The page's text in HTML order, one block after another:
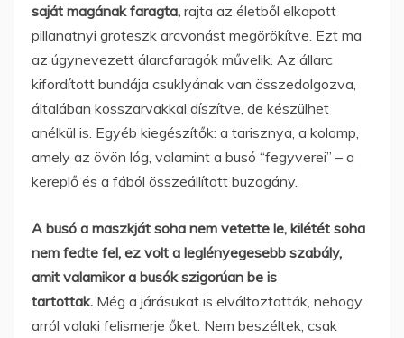
saját magának faragta, rajta az életből elkapott
pillanatnyi groteszk arcvonást megörökítve. Ezt ma
az úgynevezett álarcfaragók művelik. Az állarc
kifordított bundája csuklyának van összedolgozva,
általában kosszarvakkal díszítve, de készülhet
anélkül is. Egyéb kiegészítők: a tarisznya, a kolomp,
amely az övön lóg, valamint a busó “fegyverei” – a
kereplő és a fából összeállított buzogány.
A busó a maszkját soha nem vetette le, kilétét soha
nem fedte fel, ez volt a leglényegesebb szabály,
amit valamikor a busók szigorúan be is
tartottak. Még a járásukat is elváltoztatták, nehogy
arról valaki felismerje őket. Nem beszéltek, csak